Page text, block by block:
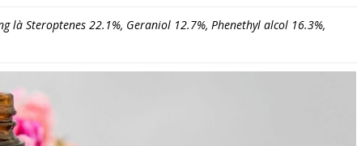
là Steroptenes 22.1%, Geraniol 12.7%, Phenethyl alcol 16.3%,